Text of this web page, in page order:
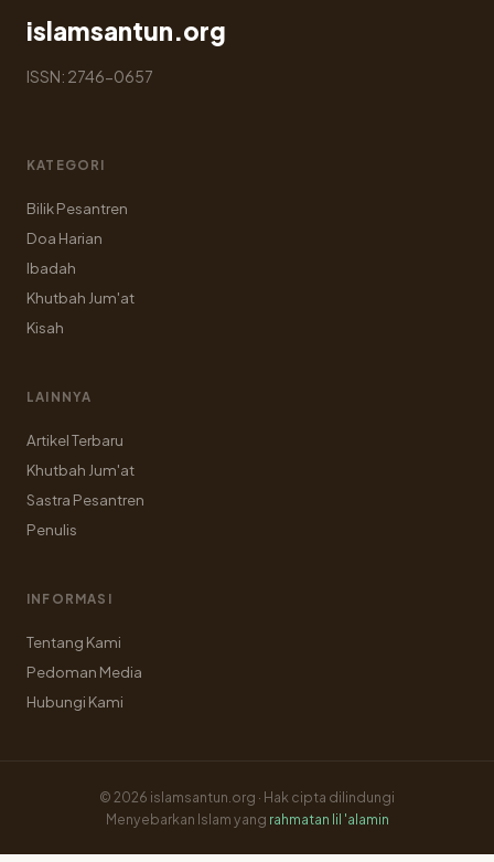
islamsantun.org
ISSN: 2746-0657
KATEGORI
Bilik Pesantren
Doa Harian
Ibadah
Khutbah Jum'at
Kisah
LAINNYA
Artikel Terbaru
Khutbah Jum'at
Sastra Pesantren
Penulis
INFORMASI
Tentang Kami
Pedoman Media
Hubungi Kami
© 2026 islamsantun.org · Hak cipta dilindungi
Menyebarkan Islam yang rahmatan lil 'alamin